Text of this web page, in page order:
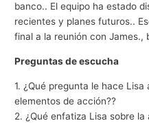
banco.. El equipo ha estado
recientes y planes futuros..
final a la reunión con James.,
Preguntas de escucha
1. ¿Qué pregunta le hace
elementos de acción??
2. ¿Qué enfatiza Lisa sobre